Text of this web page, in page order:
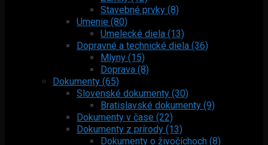
Stavebné prvky (8)
Umenie (80)
Umelecké diela (13)
Dopravné a technické diela (36)
Mlyny (15)
Doprava (8)
Dokumenty (65)
Slovenské dokumenty (30)
Bratislavské dokumenty (9)
Dokumenty v čase (22)
Dokumenty z prírody (13)
Dokumenty o živočíchoch (8)